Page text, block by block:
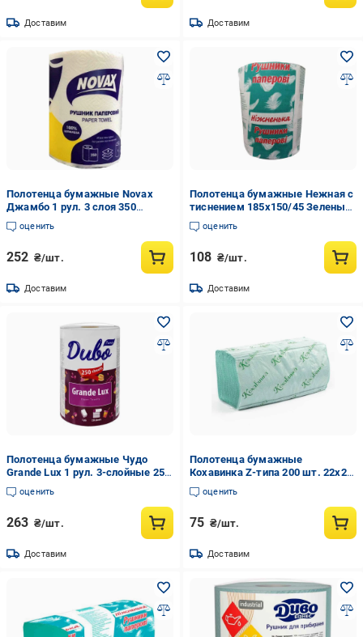
Доставим Доставим
Полотенца бумажные Novax
Джамбо 1 рул. 3 слоя 350
отрывов (891729)
оценить
252 ₴/шт.
Доставим
Полотенца бумажные Нежная с
тиснением 185x150/45 Зеленый
(768841)
оценить
108 ₴/шт.
Доставим
Полотенца бумажные Чудо
Grande Lux 1 рул. 3-слойные 250
отрывов Белый (992838)
оценить
263 ₴/шт.
Доставим
Полотенца бумажные
Кохавинка Z-типа 200 шт. 22x23
см Зеленый (978222)
оценить
75 ₴/шт.
Доставим